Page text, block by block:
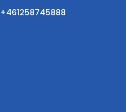
+461258745888